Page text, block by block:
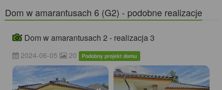
Dom w amarantusach 6 (G2) - podobne realizacje
Dom w amarantusach 2 - realizacja 3
2024-06-05 20 Podobny projekt domu